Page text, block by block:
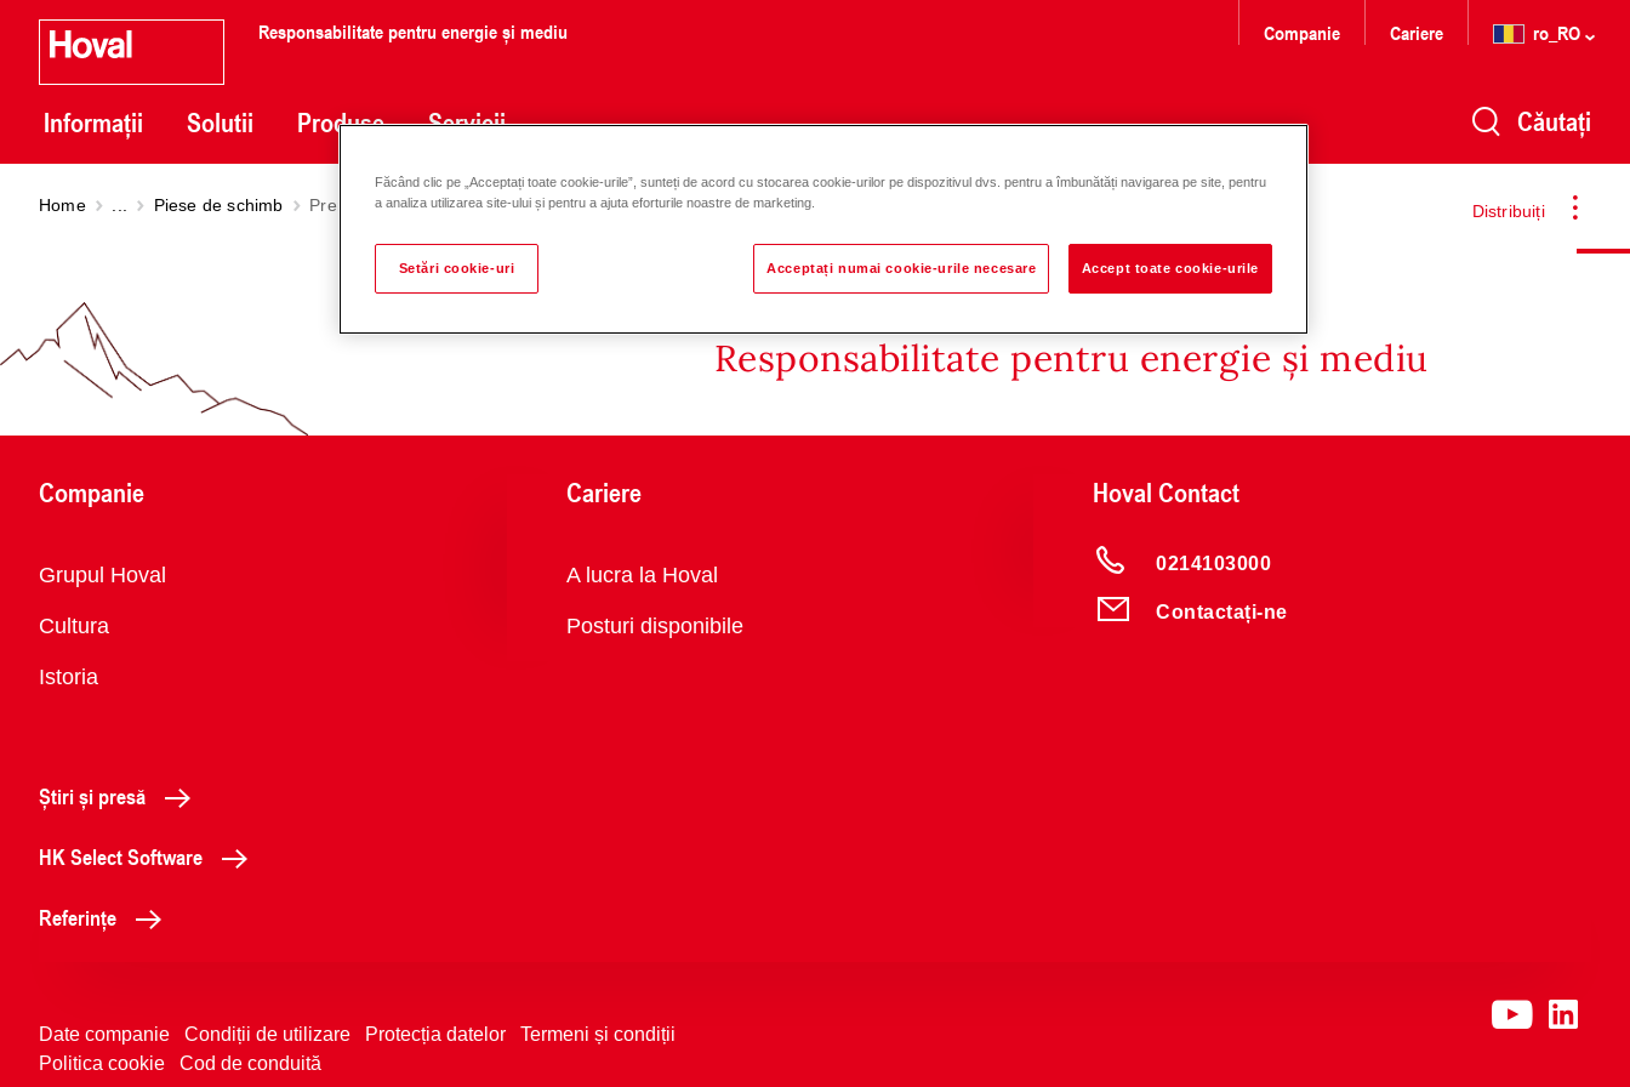
Responsabilitate pentru energie și mediu
Informații Solutii Produse Servicii
Companie Cariere ro_RO
Căutați
Distribuiți
Home Piese de schimb Premium smart pump Stratos MAXO-R7 DN 25-30
Responsabilitate pentru energie și mediu
Companie
Vedere
Grupul Hoval
Cultura
Istoria
Cariere
Vedere
A lucra la Hoval
Posturi disponibile
Hoval Contact
0214103000
Contactați-ne
Știri și presă
HK Select Software
Referințe
Date companie Condiții de utilizare Protecția datelor
Termeni și condiții
Politica cookie
Cod de conduită
Făcând clic pe „Acceptați toate cookie-urile”, sunteți de acord cu stocarea cookie-urilor pe dispozitivul dvs. pentru a îmbunătăți navigarea pe site, pentru
a analiza utilizarea site-ului și pentru a ajuta eforturile noastre de marketing.
Setări cookie-uri Acceptați numai cookie-urile necesare Accept toate cookie-urile